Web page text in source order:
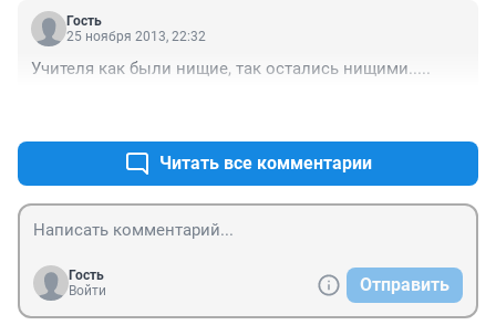
Гость
25 ноября 2013, 22:32
Учителя как были нищие, так остались нищими.....
Читать все комментарии
Гость
Войти
Отправить